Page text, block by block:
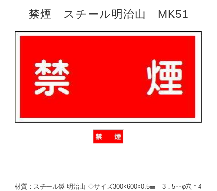
禁煙 スチール明治山 MK51
材質：スチール製 明治山 ◇サイズ300×600×0.5㎜ 3．5㎜φ穴＊4